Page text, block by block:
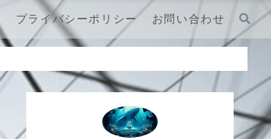
プライバシーポリシー お問い合わせ